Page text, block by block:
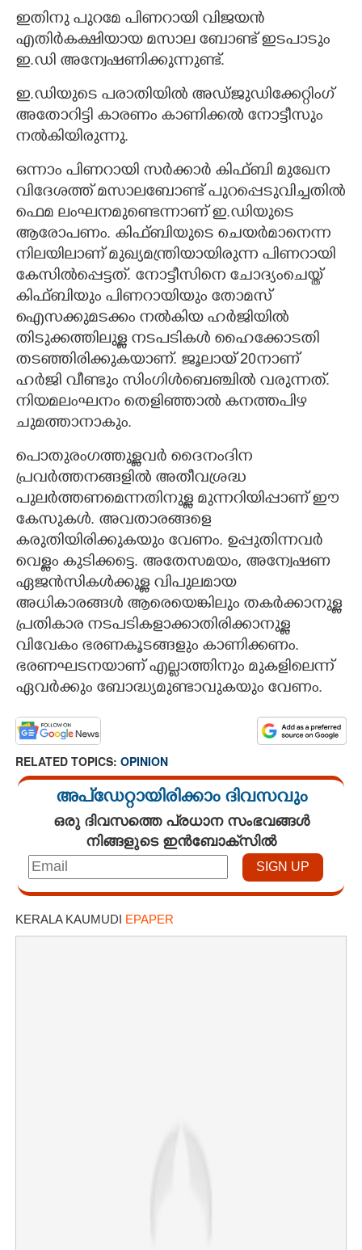
ഇതിനു പുറമേ പിണറായി വിജയൻ
എതിർകക്ഷിയായ മസാല ബോണ്ട് ഇടപാടും
ഇ.ഡി അന്വേഷണിക്കുന്നുണ്ട്.
ഇ.ഡിയുടെ പരാതിയിൽ അഡ്ജുഡിക്കേറ്റിംഗ്
അതോറിട്ടി കാരണം കാണിക്കൽ നോട്ടീസും
നൽകിയിരുന്നു.
ഒന്നാം പിണറായി സർക്കാർ കിഫ്ബി മുഖേന
വിദേശത്ത് മസാലബോണ്ട് പുറപ്പെടുവിച്ചതിൽ
ഫെമ ലംഘനമുണ്ടെന്നാണ് ഇ.ഡിയുടെ
ആരോപണം. കിഫ്ബിയുടെ ചെയർമാനെന്ന
നിലയിലാണ് മുഖ്യമന്ത്രിയായിരുന്ന പിണറായി
കേസിൽപ്പെട്ടത്. നോട്ടീസിനെ ചോദ്യംചെയ്ത്
കിഫ്ബിയും പിണറായിയും തോമസ്
ഐസക്കുമടക്കം നൽകിയ ഹർജിയിൽ
തിടുക്കത്തിലുള്ള നടപടികൾ ഹൈക്കോടതി
തടഞ്ഞിരിക്കുകയാണ്. ജൂലായ് 20നാണ്
ഹർജി വീണ്ടും സിംഗിൾബെഞ്ചിൽ വരുന്നത്.
നിയമലംഘനം തെളിഞ്ഞാൽ കനത്തപിഴ
ചുമത്താനാകും.
പൊതുരംഗത്തുള്ളവർ ദൈനംദിന
പ്രവർത്തനങ്ങളിൽ അതീവശ്രദ്ധ
പുലർത്തണമെന്നതിനുള്ള മുന്നറിയിപ്പാണ് ഈ
കേസുകൾ. അവതാരങ്ങളെ
കരുതിയിരിക്കുകയും വേണം. ഉപ്പുതിന്നവർ
വെള്ളം കുടിക്കട്ടെ. അതേസമയം, അന്വേഷണ
ഏജൻസികൾക്കുള്ള വിപുലമായ
അധികാരങ്ങൾ ആരെയെങ്കിലും തകർക്കാനുള്ള
പ്രതികാര നടപടികളാക്കാതിരിക്കാനുള്ള
വിവേകം ഭരണകൂടങ്ങളും കാണിക്കണം.
ഭരണഘടനയാണ് എല്ലാത്തിനും മുകളിലെന്ന്
ഏവ‌ർക്കും ബോദ്ധ്യമുണ്ടാവുകയും വേണം.
RELATED TOPICS: OPINION
അപ്ഡേറ്റായിരിക്കാം ദിവസവും
ഒരു ദിവസത്തെ പ്രധാന സംഭവങ്ങൾ
നിങ്ങളുടെ ഇൻബോക്സിൽ
KERALA KAUMUDI EPAPER
×
Share this link
Copy Link